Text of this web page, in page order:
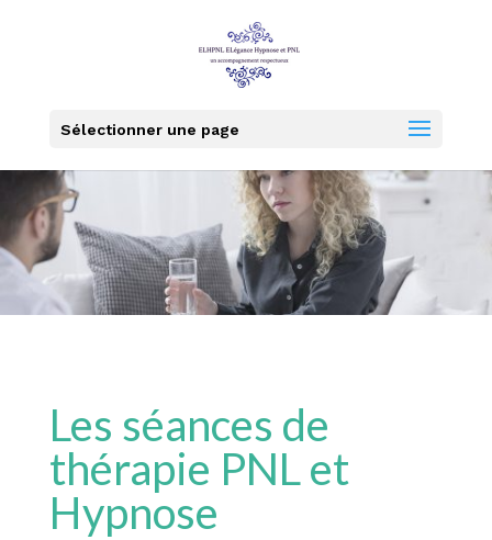
Sélectionner une page
Les séances de
thérapie PNL et
Hypnose